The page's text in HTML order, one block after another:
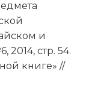
и
2014, стр. 54.
книге» //